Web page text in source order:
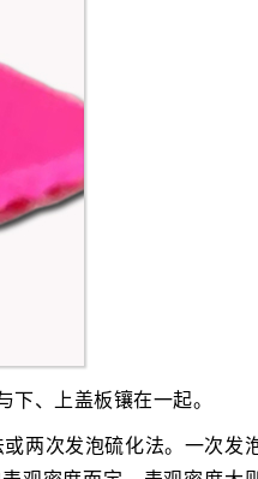
、上盖板镶在一起。
两次发泡硫化法。一次发